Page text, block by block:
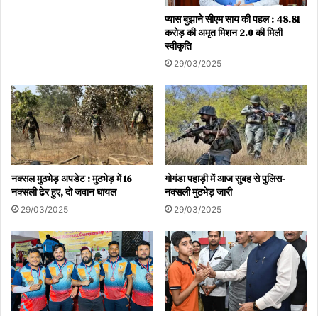
प्यास बुझाने सीएम साय की पहल : 48.81
करोड़ की अमृत मिशन 2.0 की मिली
स्वीकृति
29/03/2025
नक्सल मुठभेड़ अपडेट : मुठभेड़ में 16
नक्सली ढेर हुए, दो जवान घायल
29/03/2025
गोगंडा पहाड़ी में आज सुबह से पुलिस-
नक्सली मुठभेड़ जारी
29/03/2025